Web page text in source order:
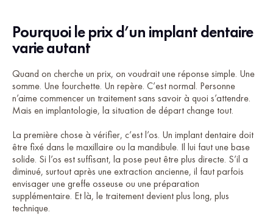
Pourquoi le prix d’un implant dentaire
varie autant
Quand on cherche un prix, on voudrait une réponse simple. Une
somme. Une fourchette. Un repère. C’est normal. Personne
n’aime commencer un traitement sans savoir à quoi s’attendre.
Mais en implantologie, la situation de départ change tout.
La première chose à vérifier, c’est l’os. Un implant dentaire doit
être fixé dans le maxillaire ou la mandibule. Il lui faut une base
solide. Si l’os est suffisant, la pose peut être plus directe. S’il a
diminué, surtout après une extraction ancienne, il faut parfois
envisager une greffe osseuse ou une préparation
supplémentaire. Et là, le traitement devient plus long, plus
technique.